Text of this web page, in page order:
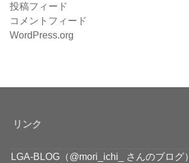
投稿フィード
コメントフィード
WordPress.org
リンク
LGA-BLOG（@mori_ichi_ さんのブログ）